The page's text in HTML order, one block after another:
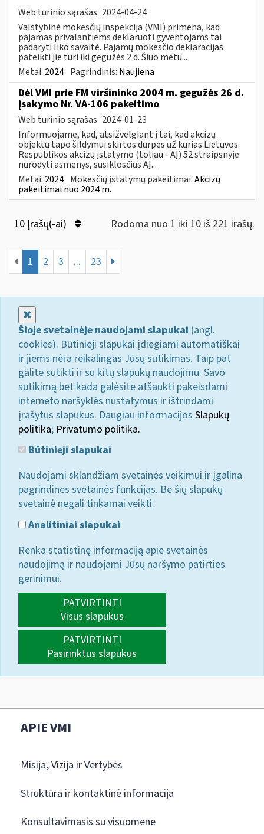
Web turinio sąrašas 2024-04-24
Valstybinė mokesčių inspekcija (VMI) primena, kad
pajamas privalantiems deklaruoti gyventojams tai
padaryti liko savaitė. Pajamų mokesčio deklaracijas
pateikti jie turi iki gegužės 2 d. Šiuo metu...
Metai: 2024 Pagrindinis: Naujiena
Dėl VMI prie FM viršininko 2004 m. gegužės 26 d.
įsakymo Nr. VA-106 pakeitimo
Web turinio sąrašas 2024-01-23
Informuojame, kad, atsižvelgiant į tai, kad akcizų
objektu tapo šildymui skirtos durpės už kurias Lietuvos
Respublikos akcizų įstatymo (toliau - AĮ) 52 straipsnyje
nurodyti asmenys, susiklosčius AĮ...
Metai: 2024 Mokesčių įstatymų pakeitimai:Akcizų
pakeitimai nuo 2024 m.
10 Įrašų(-ai) Rodoma nuo 1 iki 10 iš 221 irašų.
1 2 3 ... 23
Šioje svetainėje naudojami slapukai (angl.
cookies). Būtinieji slapukai įdiegiami automatiškai
ir jiems nėra reikalingas Jūsų sutikimas. Taip pat
galite sutikti ir su kitų slapukų naudojimu. Savo
sutikimą bet kada galėsite atšaukti pakeisdami
interneto naršyklės nustatymus ir ištrindami
įrašytus slapukus. Daugiau informacijos Slapukų
politika; Privatumo politika.
Būtinieji slapukai
Naudojami sklandžiam svetainės veikimui ir įgalina
pagrindines svetainės funkcijas. Be šių slapukų
svetainė negali tinkamai veikti.
Analitiniai slapukai
Renka statistinę informaciją apie svetainės
naudojimą ir naudojami Jūsų naršymo patirties
gerinimui.
PATVIRTINTI
Visus slapukus
PATVIRTINTI
Pasirinktus slapukus
APIE VMI
Misija, Vizija ir Vertybės
Struktūra ir kontaktinė informacija
Konsultavimasis su visuomene